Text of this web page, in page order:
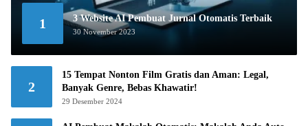
1 3 Website AI Pembuat Jurnal Otomatis Terbaik
30 November 2023
2
15 Tempat Nonton Film Gratis dan Aman: Legal,
Banyak Genre, Bebas Khawatir!
29 Desember 2024